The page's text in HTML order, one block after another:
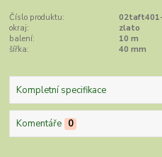
Číslo produktu:
okraj:
zlato
balení:
10 m
šířka:
40 mm
Kompletní specifikace
Komentáře 0